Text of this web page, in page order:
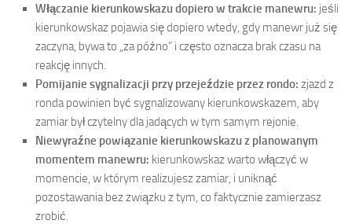
Włączanie kierunkowskazu dopiero w trakcie manewru: jeśli
kierunkowskaz pojawia się dopiero wtedy, gdy manewr już się
zaczyna, bywa to „za późno” i często oznacza brak czasu na
reakcję innych.
Pomijanie sygnalizacji przy przejeździe przez rondo: zjazd z
ronda powinien być sygnalizowany kierunkowskazem, aby
zamiar był czytelny dla jadących w tym samym rejonie.
Niewyraźne powiązanie kierunkowskazu z planowanym
momentem manewru: kierunkowskaz warto włączyć w
momencie, w którym realizujesz zamiar, i uniknąć
pozostawania bez związku z tym, co faktycznie zamierzasz
zrobić.